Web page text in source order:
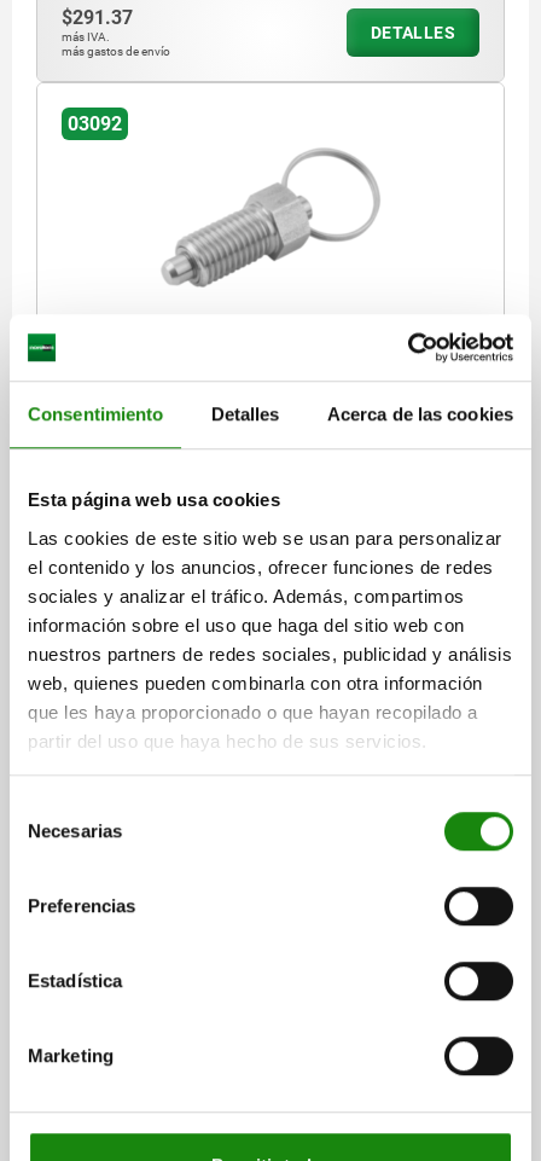
Consentimiento Detalles Acerca de las cookies
Esta página web usa cookies
Las cookies de este sitio web se usan para personalizar
el contenido y los anuncios, ofrecer funciones de redes
sociales y analizar el tráfico. Además, compartimos
información sobre el uso que haga del sitio web con
nuestros partners de redes sociales, publicidad y análisis
web, quienes pueden combinarla con otra información
que les haya proporcionado o que hayan recopilado a
partir del uso que haya hecho de sus servicios.
Necesarias
Preferencias
Estadística
Marketing
$291.37
más IVA.
más gastos de envío
DETALLES
03092
D1=M08X1, D=4, FORMA:R, ACERO INOXIDABLE
DIÁMETRO DEL PERNO=4
MATERIAL DEL CUERPO DE BASE=ACERO INOXIDABLE
SUPERFICIE CUERPO DE BASE=ENDURECIDO
L2=6 L4=13 CARRERA S=4 SW1=10
F X 30°=1
FUERZA DEL MUELLE INICIAL F1 APROX. N=6
FUERZA DEL MUELLE FINAL F2 APROX. N=12
Referencia:03092-03004
$240.51
más IVA.
más gastos de envío
DETALLES
PERNO DE BLOQUEO SIN RANURA DE BLOQUEO TA.1
ENDURECIDO